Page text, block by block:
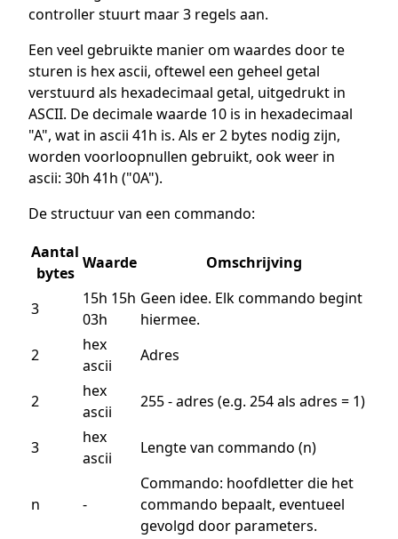
controller stuurt maar 3 regels aan.
Een veel gebruikte manier om waardes door te
sturen is hex ascii, oftewel een geheel getal
verstuurd als hexadecimaal getal, uitgedrukt in
ASCII. De decimale waarde 10 is in hexadecimaal
"A", wat in ascii 41h is. Als er 2 bytes nodig zijn,
worden voorloopnullen gebruikt, ook weer in
ascii: 30h 41h ("0A").
De structuur van een commando:
Aantal
bytes
Waarde Omschrijving
3
15h 15h
03h
Geen idee. Elk commando begint
hiermee.
2
hex
ascii
Adres
2
hex
ascii
255 - adres (e.g. 254 als adres = 1)
3
hex
ascii
Lengte van commando (n)
n -
Commando: hoofdletter die het
commando bepaalt, eventueel
gevolgd door parameters.